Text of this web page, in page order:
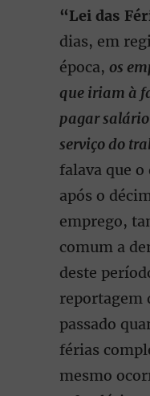
“Lei das
dias, em
época, os
que iriam à
pagar
serviço do
falava que
após o
emprego,
comum a
deste
reportagem
passado
férias
mesmo